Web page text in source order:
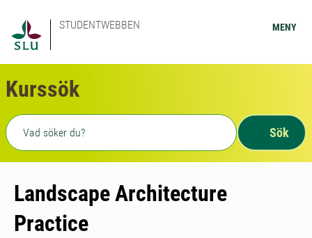
STUDENTWEBBEN MENY
Kurssök
Fritext sökning
Sök
Landscape Architecture
Practice